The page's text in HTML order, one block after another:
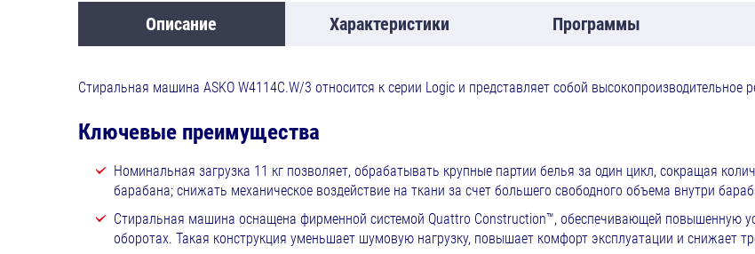
Описание Характеристики Программы
Стиральная машина ASKO W4114C.W/3 относится к серии Logic и представляет собой высокопроизводительное
Ключевые преимущества
Номинальная загрузка 11 кг позволяет, обрабатывать крупные партии белья за один цикл, сокращая
барабана; снижать механическое воздействие на ткани за счет большего свободного объема внутри
Стиральная машина оснащена фирменной системой Quattro Construction™, обеспечивающей повышенную
оборотах. Такая конструкция уменьшает шумовую нагрузку, повышает комфорт эксплуатации и снижает